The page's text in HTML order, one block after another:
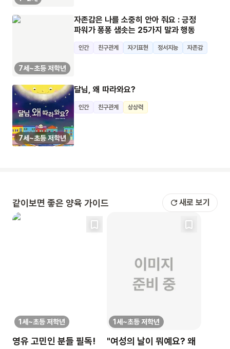
7세~초등 저학년
자존감은 나를 소중히 안아 줘요 : 긍정
파워가 퐁퐁 샘솟는 25가지 말과 행동
인간 친구관계 자기표현 정서지능 자존감
7세~초등 저학년
달님, 왜 따라와요?
인간 친구관계 상상력
같이보면 좋은 양육 가이드 새로 보기
1세~초등 저학년
영유 고민인 분들 필독!
1세~초등 저학년
"여성의 날이 뭐예요? 왜